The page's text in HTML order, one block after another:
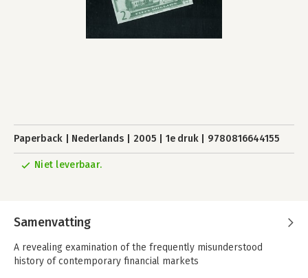
Paperback Nederlands 2005 1e druk 9780816644155
Niet leverbaar.
Samenvatting
A revealing examination of the frequently misunderstood
history of contemporary financial markets